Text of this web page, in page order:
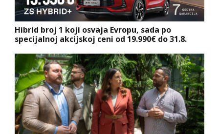
Hibrid broj 1 koji osvaja Evropu, sada po
specijalnoj akcijskoj ceni od 19.990€ do 31.8.